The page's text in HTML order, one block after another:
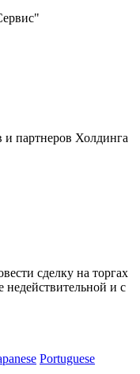
партнеров Холдинга
сделку на торгах
недействительной и с
Portuguese